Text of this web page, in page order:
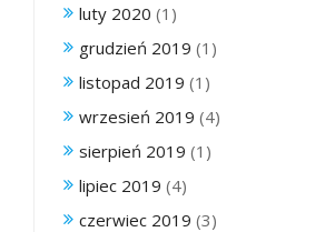
luty 2020 (1)
grudzień 2019 (1)
listopad 2019 (1)
wrzesień 2019 (4)
sierpień 2019 (1)
lipiec 2019 (4)
czerwiec 2019 (3)